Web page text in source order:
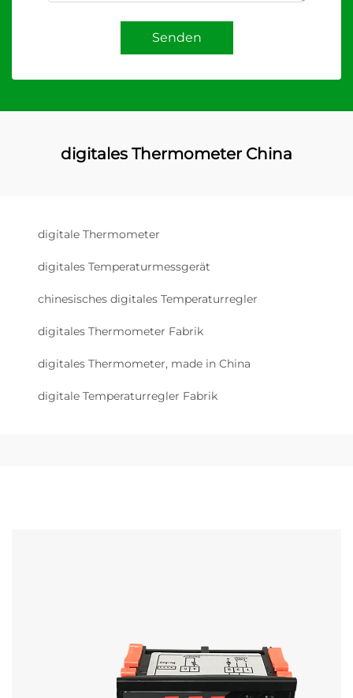
Senden
digitales Thermometer China
digitale Thermometer
digitales Temperaturmessgerät
chinesisches digitales Temperaturregler
digitales Thermometer Fabrik
digitales Thermometer, made in China
digitale Temperaturregler Fabrik